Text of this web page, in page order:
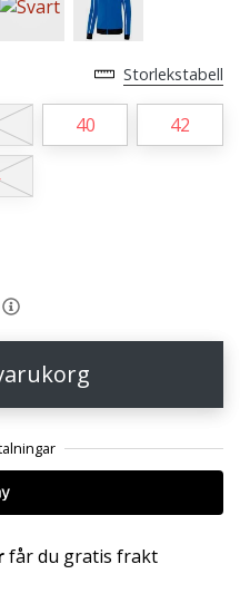
Storlekstabell
40 42
får du gratis frakt